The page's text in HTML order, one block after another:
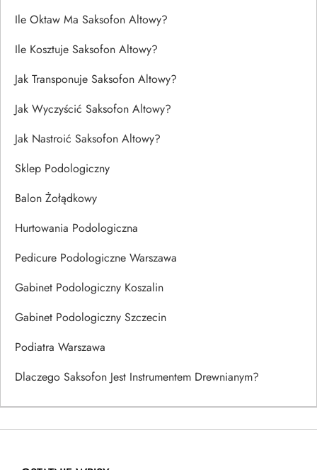
Ile Oktaw Ma Saksofon Altowy?
Ile Kosztuje Saksofon Altowy?
Jak Transponuje Saksofon Altowy?
Jak Wyczyścić Saksofon Altowy?
Jak Nastroić Saksofon Altowy?
Sklep Podologiczny
Balon Żołądkowy
Hurtowania Podologiczna
Pedicure Podologiczne Warszawa
Gabinet Podologiczny Koszalin
Gabinet Podologiczny Szczecin
Podiatra Warszawa
Dlaczego Saksofon Jest Instrumentem Drewnianym?